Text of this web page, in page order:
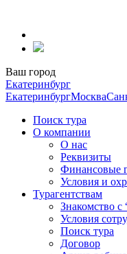
содержанию
Ваш город
Екатеринбург
ЕкатеринбургМосква
Поиск тура
О компании
О нас
Реквизиты
Финансовые
Условия и
Турагентствам
Знакомство с
Условия
Поиск тура
Договор